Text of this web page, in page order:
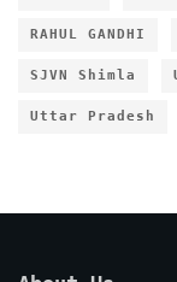
RAHUL GANDHI
SJVN Shimla
Uttar Pradesh